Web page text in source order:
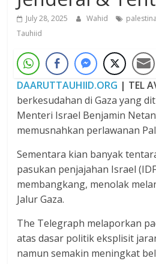
July 28, 2025 Wahid palestina
Tauhiid
DAARUTTAUHIID.ORG | TEL
berkesudahan di Gaza yang
Menteri Israel Benjamin
memusnahkan perlawanan
Sementara kian banyak
pasukan penjajahan Israel
membangkang, menolak
Jalur Gaza.
The Telegraph melaporkan
atas dasar politik eksplisit
namun semakin meningkat